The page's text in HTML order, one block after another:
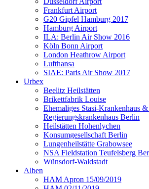
Frankfurt Airport
G20 Gipfel Hamburg 2017
Hamburg Airport
ILA: Berlin Air Show 2016
Köln Bonn Airport
London Heathrow Airport
Lufthansa
SIAE: Paris Air Show 2017
Urbex
Beelitz Heilstätten
Brikettfabrik Louise
Ehemaliges Stasi-Krankenhaus
Regierungskrankenhaus Berlin
Heilstätten Hohenlychen
Konsumgesellschaft Berlin
Lungenheilstätte Grabowsee
NSA Fieldstation Teufelsberg
Wünsdorf-Waldstadt
Alben
HAM Apron 15/09/2019